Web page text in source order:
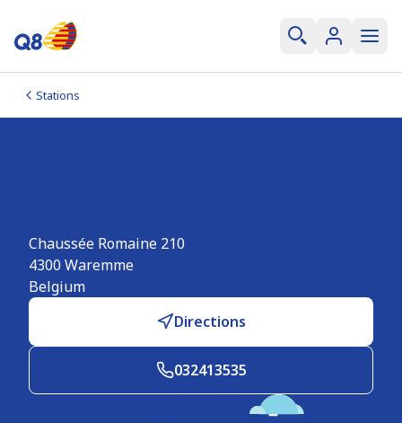
Stations
Chaussée Romaine 210
4300 Waremme
Belgium
Directions
032413535